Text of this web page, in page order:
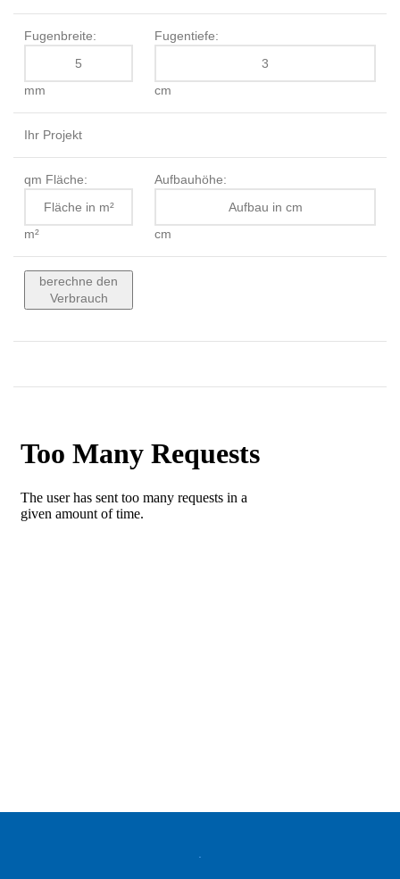
Fugenbreite:
mm
Fugentiefe:
cm
Ihr Projekt
qm Fläche:
m²
Aufbauhöhe:
cm
berechne den
Verbrauch
.